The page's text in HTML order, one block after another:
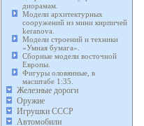
диорамам.
Модели архитектурных
сооружений из мини кирпичей
keranova.
Модели строений и техники
«Умная бумага».
Сборные модели восточной
Европы.
Фигуры оловянные, в
масштабе 1:35.
Железные дороги
Оружие
Игрушки СССР
Автомобили